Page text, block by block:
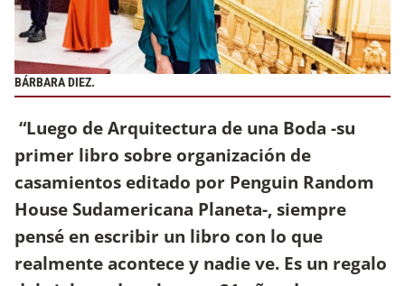
BÁRBARA DIEZ.
“Luego de Arquitectura de una Boda -su
primer libro sobre organización de
casamientos editado por Penguin Random
House Sudamericana Planeta-, siempre
pensé en escribir un libro con lo que
realmente acontece y nadie ve. Es un regalo